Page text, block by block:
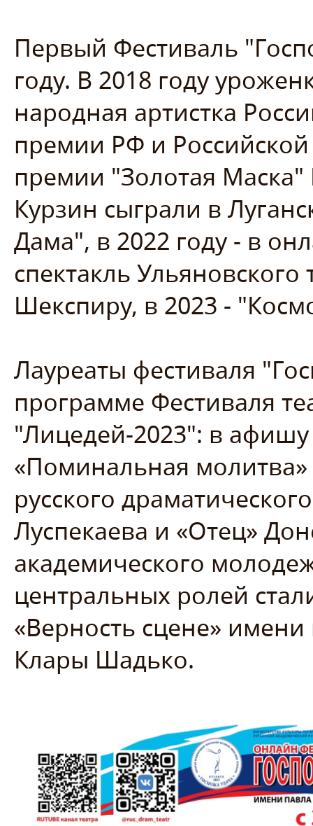
Первый Фестиваль
году. В 2018 году
народная артистка
премии РФ и
премии "Золотая
Курзин сыграли в
Дама", в 2022 году - в
спектакль
Шекспиру, в 2023 -
Лауреаты фестиваля
программе Фестиваля
"Лицедей-2023": в
«Поминальная молитва»
русского
Луспекаева и «Отец»
академического
центральных ролей
«Верность сцене»
Клары Шадько.